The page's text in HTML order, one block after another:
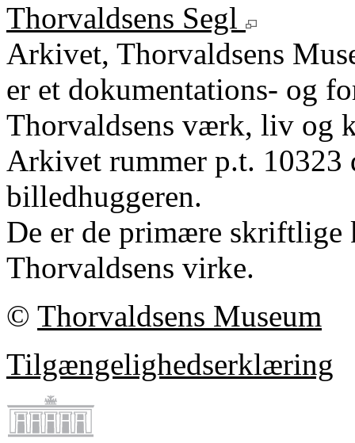
Thorvaldsens Segl
Arkivet, Thorvaldsens
er et dokumentations- og
Thorvaldsens værk, liv og
Arkivet rummer p.t.
billedhuggeren.
De er de primære
Thorvaldsens virke.
© Thorvaldsens Museum
Tilgængelighedserklæring